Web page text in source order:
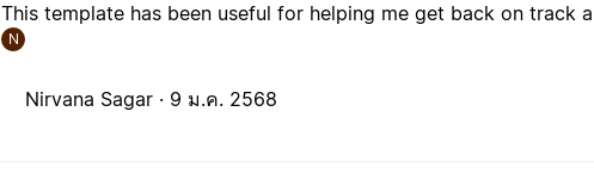
This template has been useful for helping me get back on track
N
Nirvana Sagar · 9 ม.ค. 2568